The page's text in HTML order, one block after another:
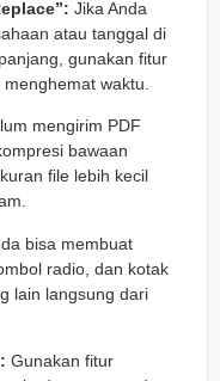
Jika Anda
atau tanggal di
gunakan fitur
waktu.
mengirim PDF
bawaan
file lebih kecil
bisa membuat
radio, dan kotak
lain langsung dari
Gunakan fitur